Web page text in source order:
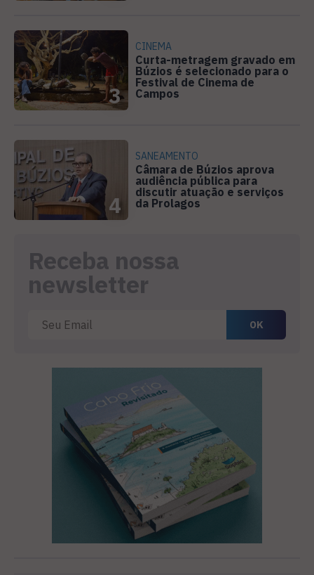
3
CINEMA
Curta-metragem gravado em
Búzios é selecionado para o
Festival de Cinema de
Campos
4
SANEAMENTO
Câmara de Búzios aprova
audiência pública para
discutir atuação e serviços
da Prolagos
Receba nossa
newsletter